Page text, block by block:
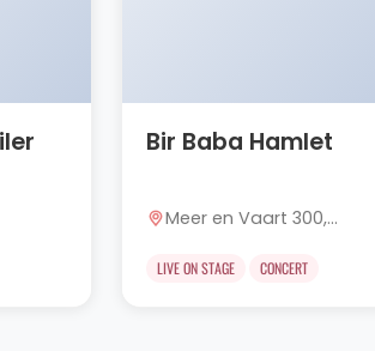
Bir Baba Hamlet
Meer en Vaart 300,
LIVE ON STAGE CONCERT